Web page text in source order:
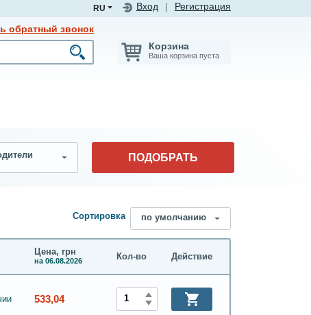
Вход Регистрация
RU
обратный звонок
Корзина
Ваша корзина пуста
ПОДОБРАТЬ
Сортировка по умолчанию
Цена, грн
на 06.08.2026 Кол-во Действие
533,04